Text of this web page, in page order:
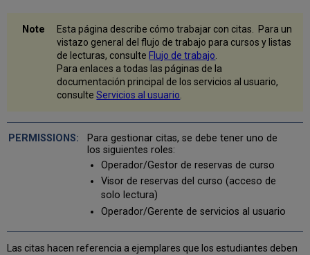
Esta página describe cómo trabajar con citas. Para un
vistazo general del flujo de trabajo para cursos y listas
de lecturas, consulte Flujo de trabajo
Para enlaces a todas las páginas de la
documentación principal de los servicios al usuario,
consulteServicios al usuario
Para gestionar citas, se debe tener uno de
los siguientes roles:
Operador/Gestor de reservas de curso
Visor de reservas del curso (acceso de
solo lectura)
Operador/Gerente de servicios al usuario
Las citas hacen referencia a ejemplares que los estudiantes deben